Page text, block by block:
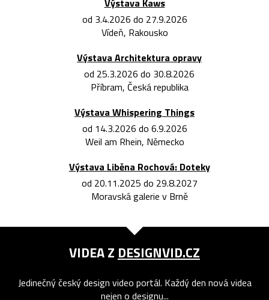
od 3.4.2026 do 27.9.2026
Vídeň, Rakousko
Výstava Architektura opravy
od 25.3.2026 do 30.8.2026
Příbram, Česká republika
Výstava Whispering Things
od 14.3.2026 do 6.9.2026
Weil am Rhein, Německo
Výstava Liběna Rochová: Doteky
od 20.11.2025 do 29.8.2027
Moravská galerie v Brně
VIDEA Z DESIGNVID.CZ
Jedinečný český design video portál. Každý den nová videa
nejen o designu...